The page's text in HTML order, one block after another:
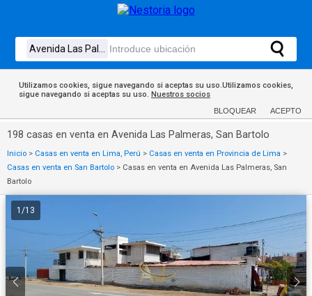
Utilizamos cookies, sigue navegando si aceptas su uso.Utilizamos cookies,
sigue navegando si aceptas su uso. Nuestros socios
BLOQUEAR ACEPTO
198 casas en venta en Avenida Las Palmeras, San Bartolo
Inicio > Casas en venta en Lima, Perú > Casas en venta en Provincia de Lima >
Casas en venta en San Bartolo > Casas en venta en Avenida Las Palmeras, San
Bartolo
1 /13